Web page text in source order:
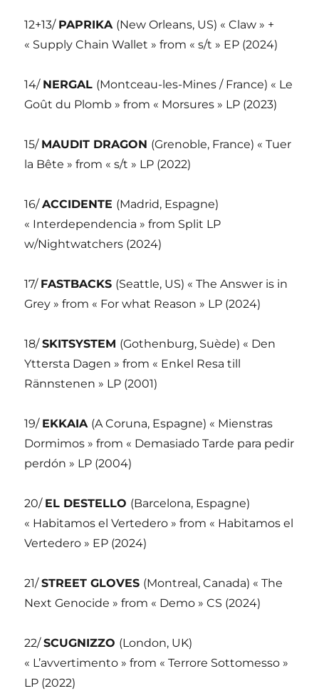
12+13/ PAPRIKA (New Orleans, US) « Claw » +
« Supply Chain Wallet » from « s/t » EP (2024)
14/ NERGAL (Montceau-les-Mines / France) « Le
Goût du Plomb » from « Morsures » LP (2023)
15/ MAUDIT DRAGON (Grenoble, France) « Tuer
la Bête » from « s/t » LP (2022)
16/ACCIDENTE (Madrid, Espagne)
« Interdependencia » from Split LP
w/Nightwatchers (2024)
17/ FASTBACKS (Seattle, US) « The Answer is in
Grey » from « For what Reason » LP (2024)
18/SKITSYSTEM (Gothenburg, Suède) « Den
Yttersta Dagen » from « Enkel Resa till
Rännstenen » LP (2001)
19/ EKKAIA (A Coruna, Espagne) « Mienstras
Dormimos » from « Demasiado Tarde para pedir
perdón » LP (2004)
20/ EL DESTELLO (Barcelona, Espagne)
« Habitamos el Vertedero » from « Habitamos el
Vertedero » EP (2024)
21/STREET GLOVES (Montreal, Canada) « The
Next Genocide » from « Demo » CS (2024)
22/SCUGNIZZO (London, UK)
« L’avvertimento » from « Terrore Sottomesso »
LP (2022)